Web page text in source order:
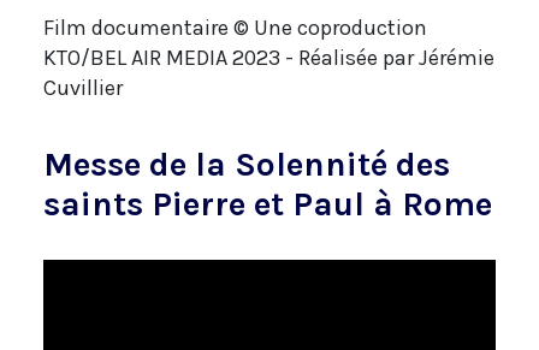
Film documentaire © Une coproduction
KTO/BEL AIR MEDIA 2023 - Réalisée par Jérémie
Cuvillier
Messe de la Solennité des
saints Pierre et Paul à Rome